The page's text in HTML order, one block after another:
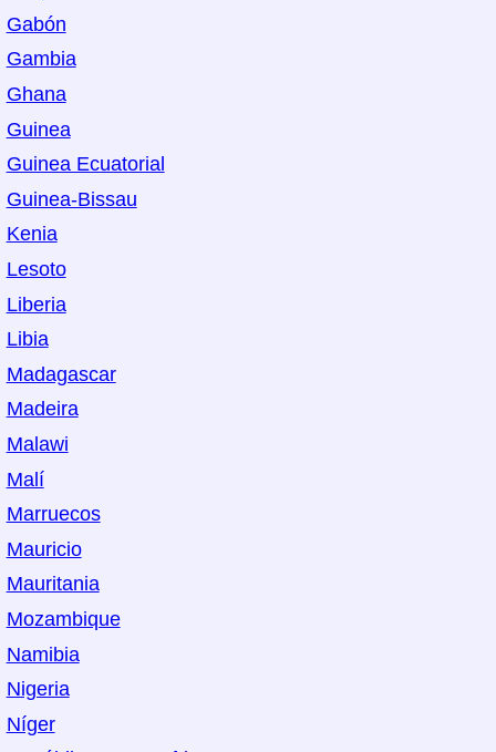
Gabón
Gambia
Ghana
Guinea
Guinea Ecuatorial
Guinea-Bissau
Kenia
Lesoto
Liberia
Libia
Madagascar
Madeira
Malawi
Malí
Marruecos
Mauricio
Mauritania
Mozambique
Namibia
Nigeria
Níger